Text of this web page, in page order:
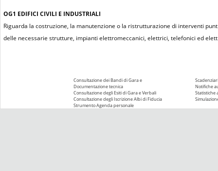
OG1 EDIFICI CIVILI E INDUSTRIALI
Riguarda la costruzione, la manutenzione o la ristrutturazione di interventi
delle necessarie strutture, impianti elettromeccanici, elettrici, telefonici ed
Consultazione dei Bandi di Gara e
Documentazione tecnica
Consultazione degli Esiti di Gara e Verbali
Consultazione degli Iscrizione Albi di Fiducia
Strumento Agenda personale
Notifiche
Statistiche